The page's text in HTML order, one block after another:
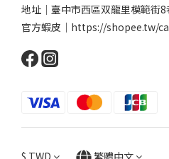
地址｜臺中市西區双龍里模範街
官方蝦皮｜ https://shopee.tw/